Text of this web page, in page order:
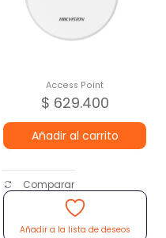
Access Point
$ 629.400
Añadir al carrito
Comparar
Añadir a la lista de deseos